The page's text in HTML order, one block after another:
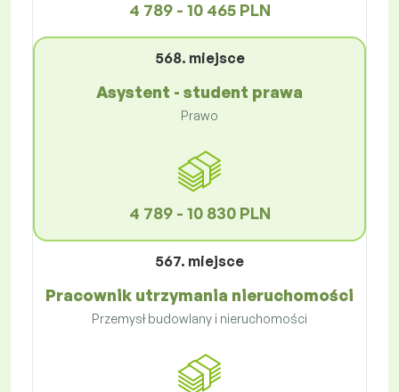
4 789 - 10 465 PLN
568. miejsce
Asystent - student prawa
Prawo
4 789 - 10 830 PLN
567. miejsce
Pracownik utrzymania nieruchomości
Przemysł budowlany i nieruchomości